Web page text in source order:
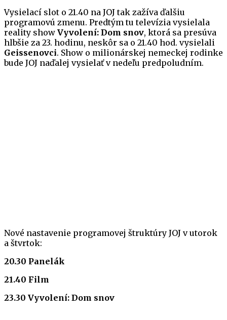
Vysielací slot o 21.40 na JOJ tak zažíva ďalšiu
programovú zmenu. Predtým tu televízia vysielala
reality show Vyvolení: Dom snov, ktorá sa presúva
hlbšie za 23. hodinu, neskôr sa o 21.40 hod. vysielali
Geissenovci. Show o milionárskej nemeckej rodinke
bude JOJ naďalej vysielať v nedeľu predpoludním.
Nové nastavenie programovej štruktúry JOJ v utorok
a štvrtok:
20.30 Panelák
21.40 Film
23.30 Vyvolení: Dom snov